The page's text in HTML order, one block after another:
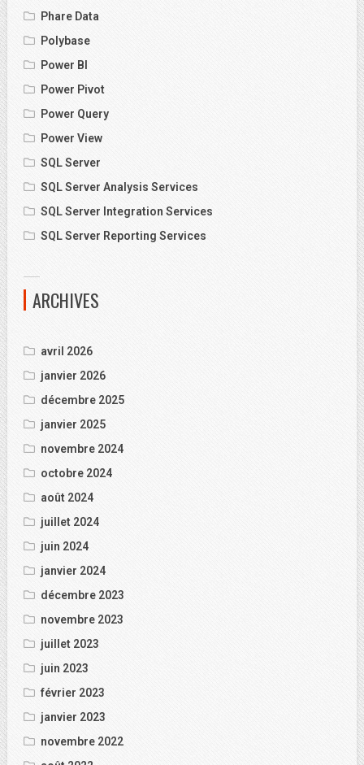
Phare Data
Polybase
Power BI
Power Pivot
Power Query
Power View
SQL Server
SQL Server Analysis Services
SQL Server Integration Services
SQL Server Reporting Services
ARCHIVES
avril 2026
janvier 2026
décembre 2025
janvier 2025
novembre 2024
octobre 2024
août 2024
juillet 2024
juin 2024
janvier 2024
décembre 2023
novembre 2023
juillet 2023
juin 2023
février 2023
janvier 2023
novembre 2022